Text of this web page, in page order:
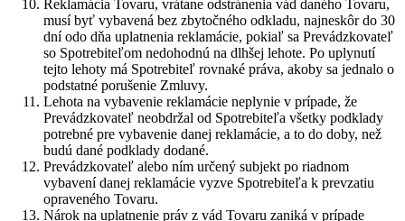
Reklamácia Tovaru, vrátane odstránenia vád daného Tovaru,
musí byť vybavená bez zbytočného odkladu, najneskôr do 30
dní odo dňa uplatnenia reklamácie, pokiaľ sa Prevádzkovateľ
so Spotrebiteľom nedohodnú na dlhšej lehote. Po uplynutí
tejto lehoty má Spotrebiteľ rovnaké práva, akoby sa jednalo o
podstatné porušenie Zmluvy.
Lehota na vybavenie reklamácie neplynie v prípade, že
Prevádzkovateľ neobdržal od Spotrebiteľa všetky podklady
potrebné pre vybavenie danej reklamácie, a to do doby, než
budú dané podklady dodané.
Prevádzkovateľ alebo ním určený subjekt po riadnom
vybavení danej reklamácie vyzve Spotrebiteľa k prevzatiu
opraveného Tovaru.
Nárok na uplatnenie práv z vád Tovaru zaniká v prípade